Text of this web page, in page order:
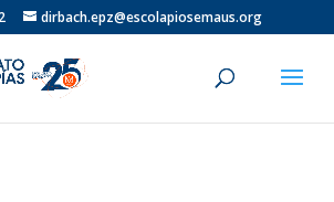
dirbach.epz@escolapiosemaus.org